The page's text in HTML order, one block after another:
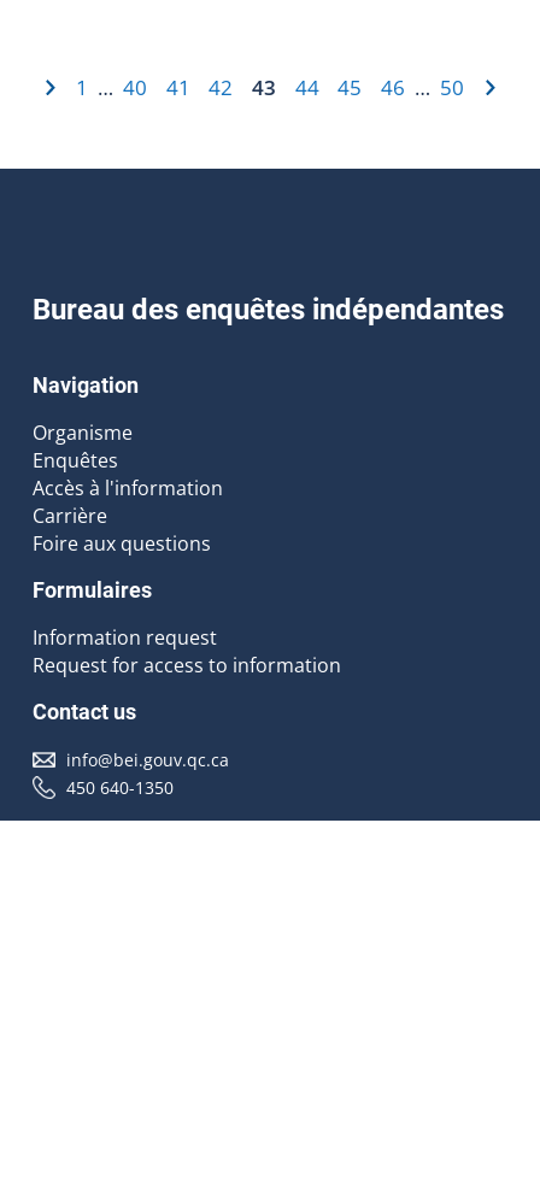
1 … 40 41 42 43 44 45 46 … 50
Bureau des enquêtes indépendantes
Navigation
Organisme
Enquêtes
Accès à l'information
Carrière
Foire aux questions
Formulaires
Information request
Request for access to information
Contact us
info@bei.gouv.qc.ca
450 640-1350